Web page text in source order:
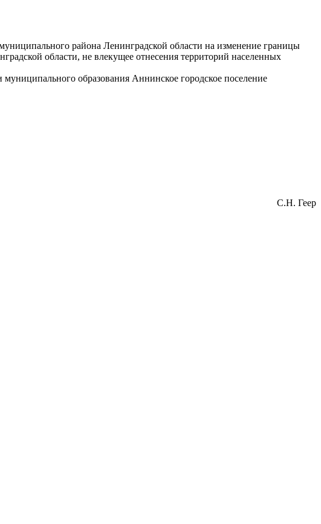
района Ленинградской области на изменение границы
области, не влекущее отнесения территорий населенных
образования Аннинское городское поселение
С.Н. Геер